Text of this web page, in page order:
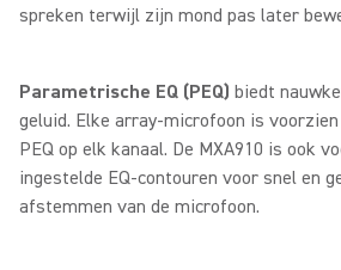
spreken terwijl zijn mond pas later
Parametrische EQ (PEQ) biedt
geluid. Elke array-microfoon is
PEQ op elk kanaal. De MXA910 is ook
ingestelde EQ-contouren voor snel en
afstemmen van de microfoon.